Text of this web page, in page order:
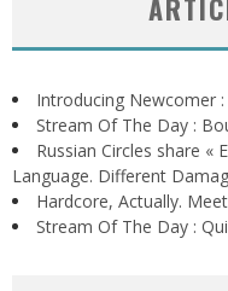
Introducing Newcomer :
Stream Of The Day :
Russian Circles share «
Language. Different
Hardcore, Actually.
Stream Of The Day :